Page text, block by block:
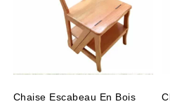
Chaise Escabeau En Bois